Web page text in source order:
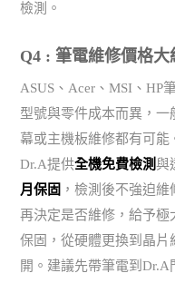
檢測。
Q4 : 筆電維修價格
ASUS、Acer、MSI、HP
型號與零件成本而異，
幕或主機板維修都有可能
Dr.A提供全機免費檢測與
月保固 ，檢測後不強迫
再決定是否維修，給予
保固，從硬體更換到晶
開。建議先帶筆電到